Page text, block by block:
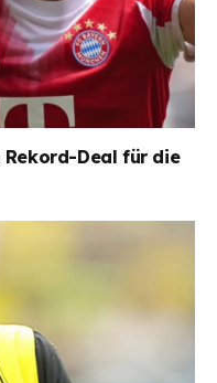
Rekord-Deal für die